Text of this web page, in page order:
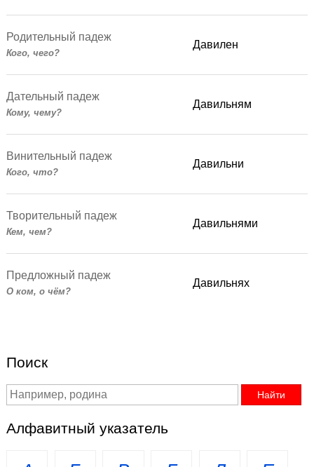
Родительный падеж
Кого, чего?
Давилен
Дательный падеж
Кому, чему?
Давильням
Винительный падеж
Кого, что?
Давильни
Творительный падеж
Кем, чем?
Давильнями
Предложный падеж
О ком, о чём?
Давильнях
Поиск
Алфавитный указатель